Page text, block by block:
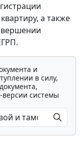
а также
и
в силу,
версии системы